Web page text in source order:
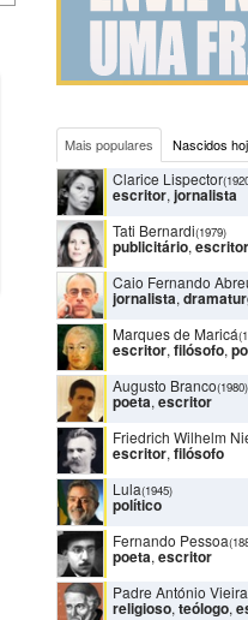
Mais populares Nascidos
Clarice Lispector
escritor, jornalista
Tati Bernardi(1979)
publicitário, escritor
Caio Fernando
jornalista,
Marques de Maricá
escritor, filósofo,
Augusto Branco(1980)
poeta, escritor
Friedrich Wilhelm
escritor, filósofo
Lula(1945)
político
Fernando Pessoa
poeta, escritor
Padre António Vieira
religioso, teólogo,